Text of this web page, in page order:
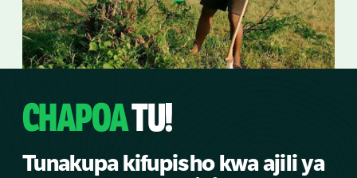
CHAPOATU!
Tunakupa kifupisho kwa ajili ya